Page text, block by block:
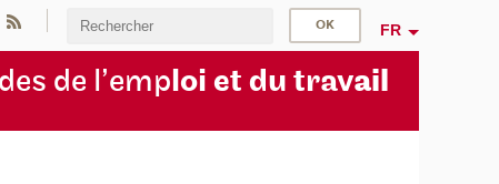
FR
de l’emploi et du travail